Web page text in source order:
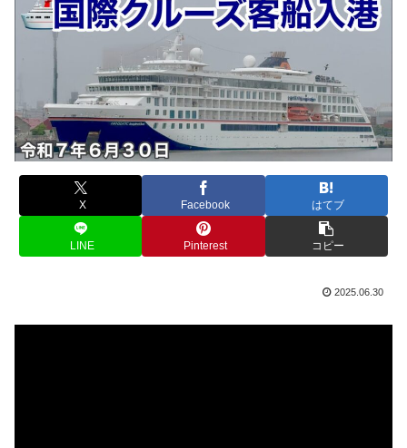
X Facebook はてブ
LINE Pinterest コピー
2025.06.30